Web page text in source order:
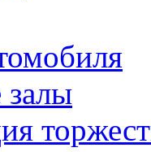
залы